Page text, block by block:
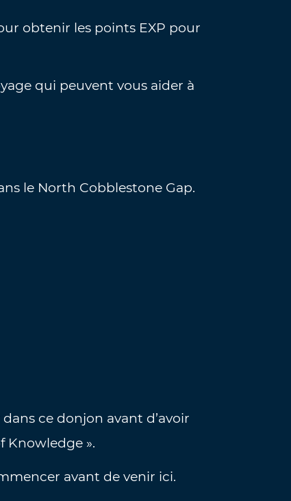
obtenir les points EXP pour
qui peuvent vous aider à
le North Cobblestone Gap.
ce donjon avant d’avoir
Knowledge ».
avant de venir ici.